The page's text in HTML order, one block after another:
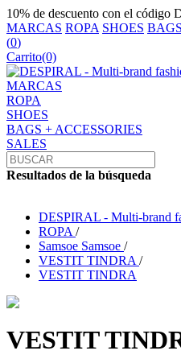
10% de descuento con el código
MARCAS ROPA SHOES
(0)
Carrito(0)
MARCAS
ROPA
SHOES
BAGS + ACCESSORIES
SALES
Resultados de la búsqueda
DESPIRAL - Multi-brand
ROPA /
Samsoe Samsoe /
VESTIT TINDRA /
VESTIT TINDRA
VESTIT